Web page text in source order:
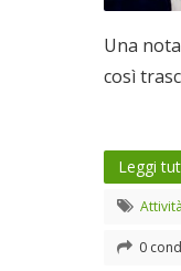
Una
così
Leggi
Attività
0